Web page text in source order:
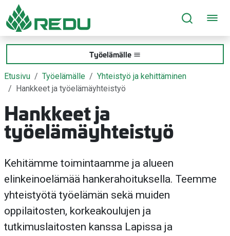
Siirry sivusisältöön
Työelämälle
Etusivu Työelämälle
Yhteistyö ja kehittäminen
Hankkeet ja työelämäyhteistyö
Hankkeet ja
työelämäyhteistyö
Kehitämme toimintaamme ja alueen
elinkeinoelämää hankerahoituksella. Teemme
yhteistyötä työelämän sekä muiden
oppilaitosten, korkeakoulujen ja
tutkimuslaitosten kanssa Lapissa ja